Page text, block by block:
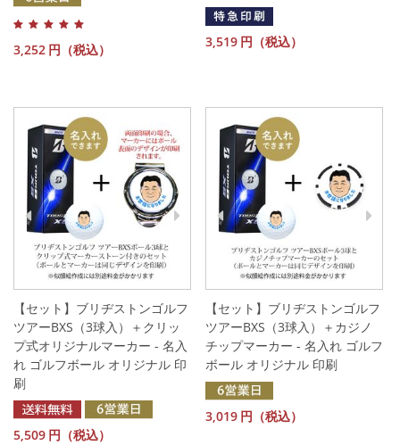
3,252 円（税込） 3,519 円（税込）
【セット】ブリヂストンゴルフ
ツアーBXS（3球入）＋クリッ
プ式オリジナルマーカー - 名入
れ ゴルフボール オリジナル 印
刷
5,509 円（税込）
【セット】ブリヂストンゴルフ
ツアーBXS（3球入）＋カジノ
チップマーカー - 名入れ ゴルフ
ボール オリジナル 印刷
3,019 円（税込）